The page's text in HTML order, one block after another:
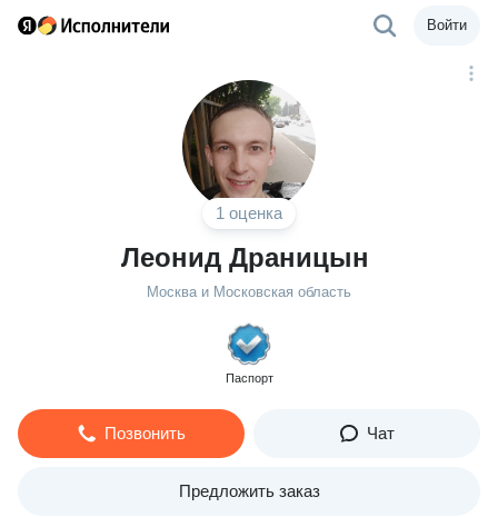
Войти
1 оценка
Леонид Драницын
Москва и Московская область
Паспорт
Позвонить Чат
Предложить заказ